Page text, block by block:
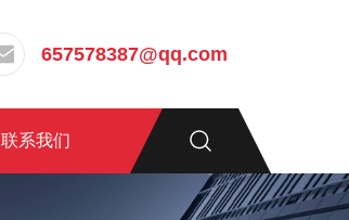
657578387@qq.com
联系我们